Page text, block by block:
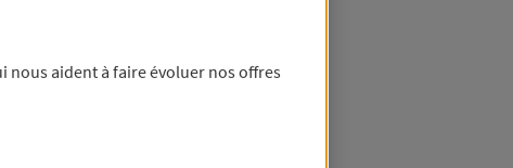
nous aident à faire évoluer nos offres